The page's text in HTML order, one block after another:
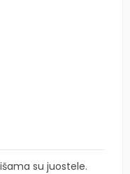
su juostele.